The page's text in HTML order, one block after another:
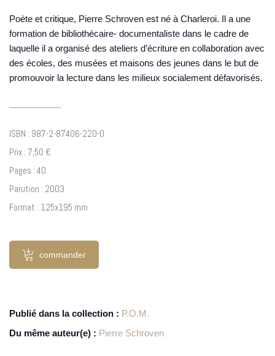
Poète et critique, Pierre Schroven est né à Charleroi. Il a une
formation de bibliothécaire- documentaliste dans le cadre de
laquelle il a organisé des ateliers d’écriture en collaboration avec
des écoles, des musées et maisons des jeunes dans le but de
promouvoir la lecture dans les milieux socialement défavorisés.
ISBN : 987-2-87406-220-0
Prix : 7,50 €
Pages : 40
Parution : 2003
Format : 125x195 mm
commander
Publié dans la collection : P.O.M.
Du même auteur(e) : Pierre Schroven